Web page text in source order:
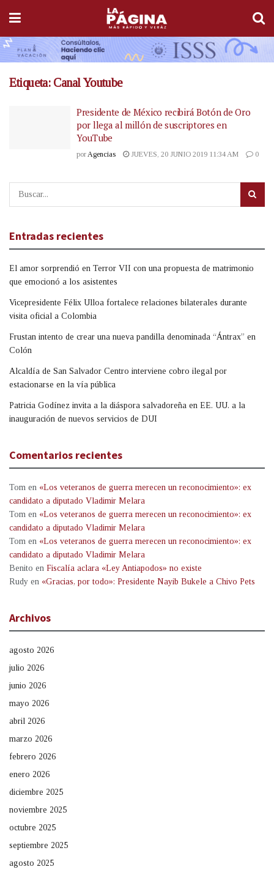
Etiqueta: Canal Youtube
Presidente de México recibirá Botón de Oro
por llega al millón de suscriptores en
YouTube
por Agencias JUEVES, 20 JUNIO 2019 11:34 AM 0
Entradas recientes
El amor sorprendió en Terror VII con una propuesta de matrimonio
que emocionó a los asistentes
Vicepresidente Félix Ulloa fortalece relaciones bilaterales durante
visita oficial a Colombia
Frustan intento de crear una nueva pandilla denominada “Ántrax” en
Colón
Alcaldía de San Salvador Centro interviene cobro ilegal por
estacionarse en la vía pública
Patricia Godínez invita a la diáspora salvadoreña en EE. UU. a la
inauguración de nuevos servicios de DUI
Comentarios recientes
Tom en «Los veteranos de guerra merecen un reconocimiento»: ex
candidato a diputado Vladimir Melara
Tom en «Los veteranos de guerra merecen un reconocimiento»: ex
candidato a diputado Vladimir Melara
Tom en «Los veteranos de guerra merecen un reconocimiento»: ex
candidato a diputado Vladimir Melara
Benito en Fiscalía aclara «Ley Antiapodos» no existe
Rudy en «Gracias, por todo»: Presidente Nayib Bukele a Chivo Pets
Archivos
agosto 2026
julio 2026
junio 2026
mayo 2026
abril 2026
marzo 2026
febrero 2026
enero 2026
diciembre 2025
noviembre 2025
octubre 2025
septiembre 2025
agosto 2025